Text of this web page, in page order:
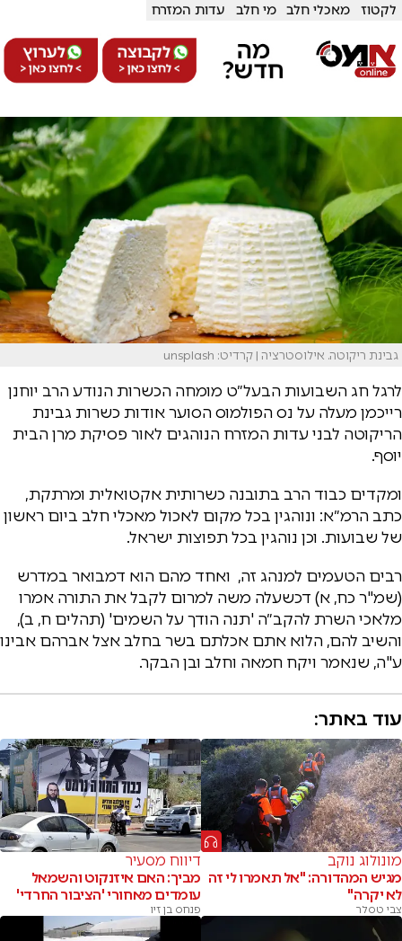
לקטוז
מאכלי חלב מי חלב עדות המזרח
גבינת ריקוטה. אילוסטרציה | קרדיט: unsplash
לרגל חג השבועות הבעל״ט מומחה הכשרות הנודע הרב יוחנן
רייכמן מעלה על נס הפולמוס הסוער אודות כשרות גבינת
הריקוטה לבני עדות המזרח הנוהגים לאור פסיקת מרן הבית
יוסף.
ומקדים כבוד הרב בתובנה כשרותית אקטואלית ומרתקת,
כתב הרמ״א: ונוהגין בכל מקום לאכול מאכלי חלב ביום ראשון
של שבועות. וכן נוהגין בכל תפוצות ישראל.
רבים הטעמים למנהג זה, ואחד מהם הוא דמבואר במדרש
(שמ"ר כח, א) דכשעלה משה למרום לקבל את התורה אמרו
מלאכי השרת להקב״ה 'תנה הודך על השמים' (תהלים ח, ב),
והשיב להם, הלוא אתם אכלתם בשר בחלב אצל אברהם אבינו
ע"ה, שנאמר ויקח חמאה וחלב ובן הבקר.
עוד באתר:
מונולוג נוקב
מגיש המהדורה: "אל תאמרו לי זה
לא יקרה"
צבי טסלר
דיווח מסעיר
מביך: האם איזנקוט והשמאל
עומדים מאחורי 'הציבור החרדי'
פנחס בן זיו